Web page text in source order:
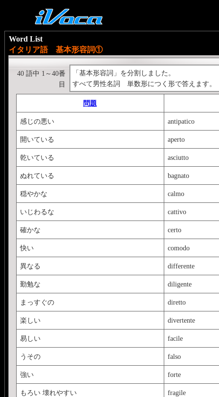
Word List
イタリア語 基本形容詞①
「基本形容詞」を分割しました。
すべて男性名詞 単数形につく形で答えます。
40 語中 1～40番
目
問題
感じの悪い antipatico
開いている aperto
乾いている asciutto
ぬれている bagnato
穏やかな calmo
いじわるな cattivo
確かな certo
快い comodo
異なる differente
勤勉な diligente
まっすぐの diretto
楽しい divertente
易しい facile
うその falso
強い forte
もろい 壊れやすい fragile